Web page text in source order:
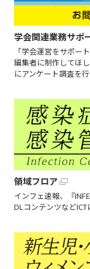
学会関連業務サポ
「学会運営をサポー
編集者に制作してほ
にアンケート調査を
領域フロア
インフェ速報、『
DLコンテンツなど